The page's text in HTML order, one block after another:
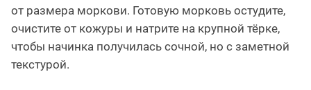
от размера моркови. Готовую морковь остудите,
очистите от кожуры и натрите на крупной тёрке,
чтобы начинка получилась сочной, но с заметной
текстурой.